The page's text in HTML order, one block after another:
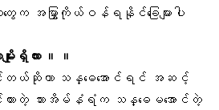
ေက အမြွှာကိုယ်ဝန် ရနိုင်ခြေများပါ
ျိုးရှိလား ။ ။
တယ်ဆိုတာ သန္ဓေအောင်ရင် အဆင့်
ားတဲ့ သားအိမ်နံရံက သန္ဓေမအောင်တဲ့